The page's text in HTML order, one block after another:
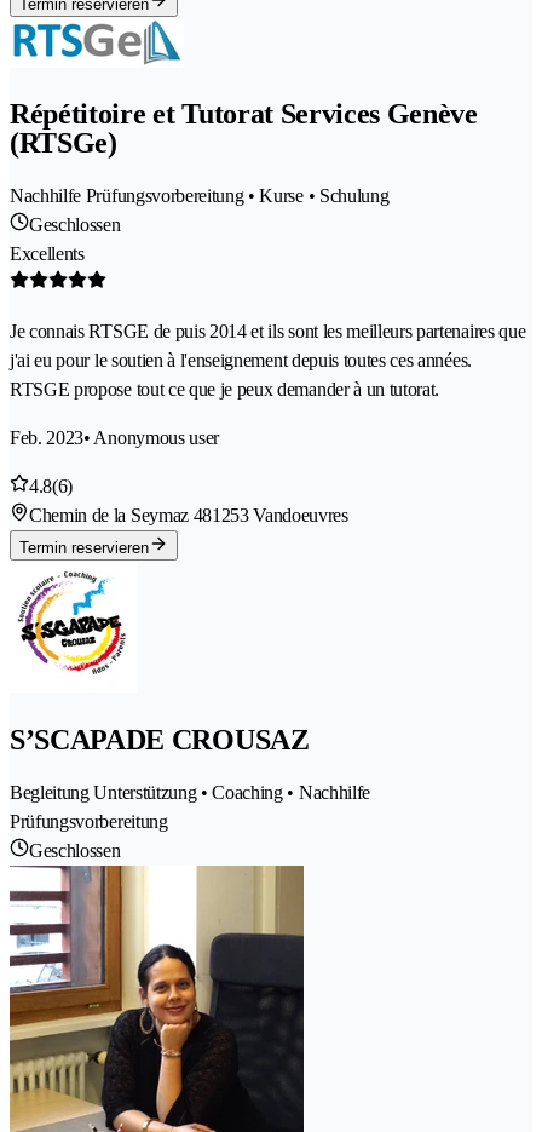
Termin reservieren
Répétitoire et Tutorat Services Genève
(RTSGe)
Nachhilfe Prüfungsvorbereitung • Kurse • Schulung
Geschlossen
Excellents
Je connais RTSGE de puis 2014 et ils sont les meilleurs partenaires que
j'ai eu pour le soutien à l'enseignement depuis toutes ces années.
RTSGE propose tout ce que je peux demander à un tutorat.
Feb. 2023• Anonymous user
4.8(6)
Chemin de la Seymaz 481253 Vandoeuvres
Termin reservieren
S’SCAPADE CROUSAZ
Begleitung Unterstützung • Coaching • Nachhilfe
Prüfungsvorbereitung
Geschlossen